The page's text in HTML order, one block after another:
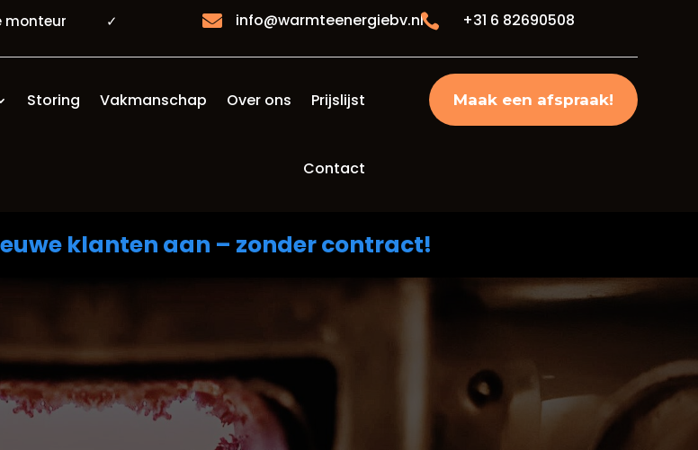
monteur ✓
 info@warmteenergiebv.nl +31 6 82690508
Storing Vakmanschap Over ons Prijslijst
Contact
Maak een afspraak!
klanten aan – zonder contract!